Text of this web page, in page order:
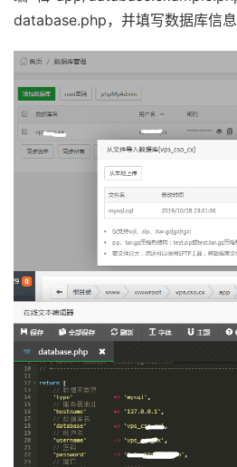
database.php，并填写数据库信息